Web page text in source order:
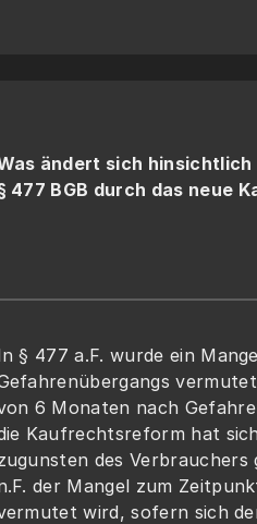
ändert sich
477 BGB durch das neue
§ 477 a.F. wurde ein
6 Monaten nach
Kaufrechtsreform hat
des
der Mangel zum
wird, sofern sich